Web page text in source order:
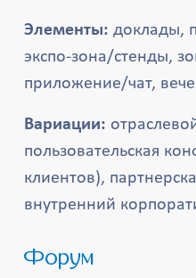
Элементы: доклады,
экспо-зона/стенды,
приложениe/чат,
Вариации:
пользовательская
клиентов),
внутренний
Форум